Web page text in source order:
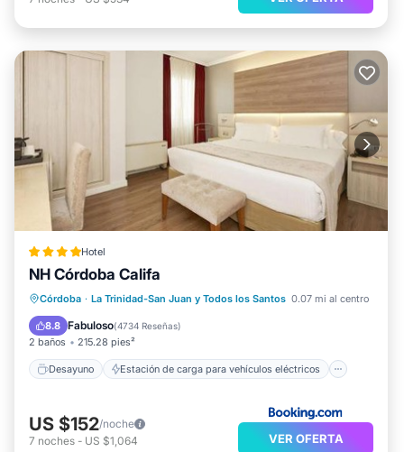
Hotel
NH Córdoba Califa
Córdoba · La Trinidad-San Juan y Todos los Santos 0.07 mi al centro
8.8 Fabuloso(4734 Reseñas)
2 baños 215.28 pies²
Desayuno Estación de carga para vehículos eléctricos
Desayuno
Estación de carga para vehículos eléctricos
Aparcamiento
US $152/noche
7 noches - US $1,064 VER OFERTA